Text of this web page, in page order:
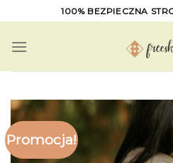
to
content
100% BEZPIECZNA
Promocja!